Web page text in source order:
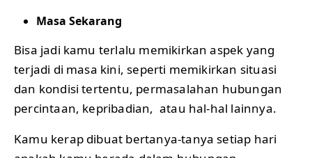
Masa Sekarang
Bisa jadi kamu terlalu memikirkan aspek yang
terjadi di masa kini, seperti memikirkan situasi
dan kondisi tertentu, permasalahan hubungan
percintaan, kepribadian, atau hal-hal lainnya.
Kamu kerap dibuat bertanya-tanya setiap hari